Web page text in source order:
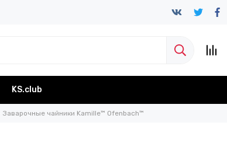
KS.club
Заварочные чайники Kamille™ Ofenbach™